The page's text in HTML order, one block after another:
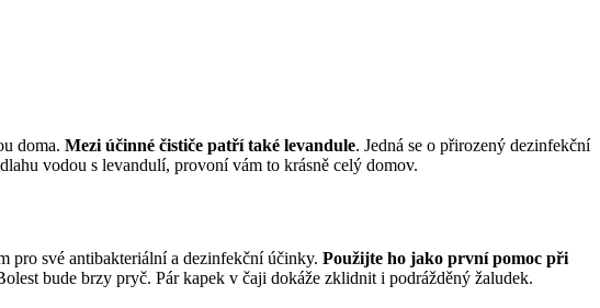
doma. Mezi účinné čističe patří také levandule. Jedná se o přirozený dezinfekční
vodou s levandulí, provoní vám to krásně celý domov.
pro své antibakteriální a dezinfekční účinky. Použijte ho jako první pomoc při
bude brzy pryč. Pár kapek v čaji dokáže zklidnit i podrážděný žaludek.